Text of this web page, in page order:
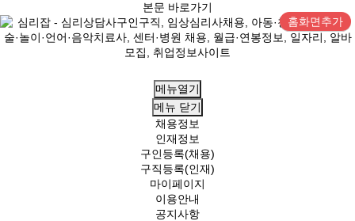
본문 바로가기
홈화면추가
메뉴열기
메뉴 닫기
채용정보
인재정보
구인등록(채용)
구직등록(인재)
마이페이지
이용안내
공지사항